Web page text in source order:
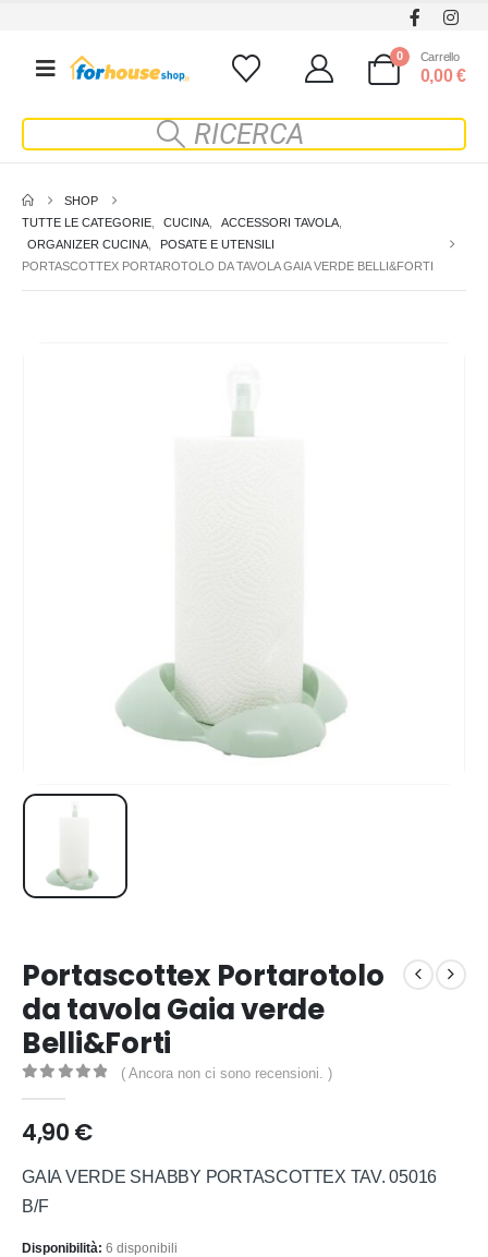
0 Carrello
0,00€
SHOP
TUTTE LE CATEGORIE
CUCINA ACCESSORI TAVOLA
ORGANIZER CUCINA
POSATE E UTENSILI
PORTASCOTTEX PORTAROTOLO DA TAVOLA GAIA VERDE BELLI&FORTI
Portascottex Portarotolo
da tavola Gaia verde
Belli&Forti
( Ancora non ci sono recensioni. )
4,90 €
GAIA VERDE SHABBY PORTASCOTTEX TAV. 05016
B/F
Disponibilità: 6 disponibili